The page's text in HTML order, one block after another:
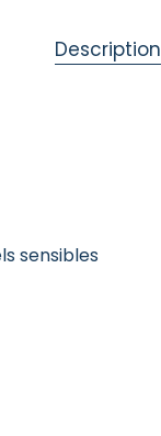
Description
sensibles